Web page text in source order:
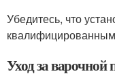
Убедитесь, что
Уход за варочной